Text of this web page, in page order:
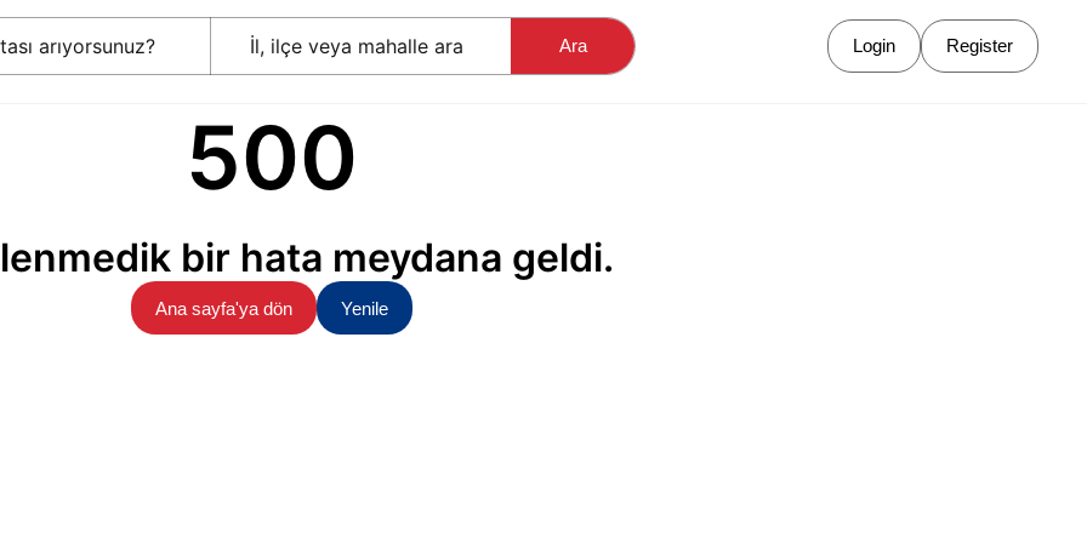
Ara Login Register
500
bir hata meydana geldi.
Ana sayfa'ya dön Yenile